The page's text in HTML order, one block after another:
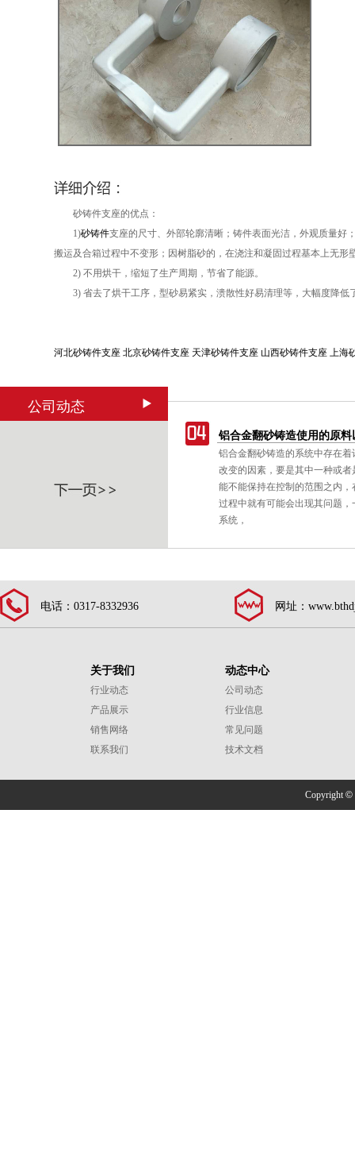
砂铸件支座的优点：
1)砂铸件支座的尺寸、外部轮廓清晰；铸件表面光洁，外观质量好
搬运及合箱过程中不变形；因树脂砂的，在浇注和凝固过程基本上无
2) 不用烘干，缩短了生产周期，节省了能源。
3) 省去了烘干工序，型砂易紧实，溃散性好易清理等，大幅度降
河北砂铸件支座 北京砂铸件支座 天津砂铸件支座 山西砂铸件支座 上海
公司动态
机械工具设备上，以减低振动对操
铝合金翻砂铸造使用的原料
质
铝合金翻砂铸造的系统中存在着
改变的因素，要是其中一种或者
能不能保持在控制的范围之内，
过程中就有可能会出现其问题，
系统，
电话：0317-8332936 网址：
关于我们
行业动态
产品展示
销售网络
联系我们
动态中心
公司动态
行业信息
常见问题
技术文档
Copyright ©